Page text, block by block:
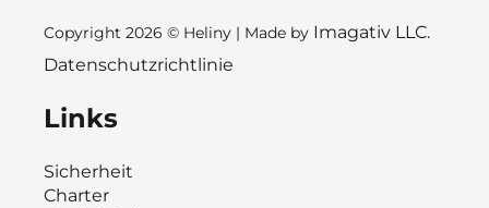
Copyright 2026 © Heliny | Made by Imagativ LLC.
Datenschutzrichtlinie
Links
Sicherheit
Charter